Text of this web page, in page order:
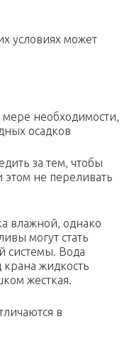
условиях может
необходимости,
осадков
за тем, чтобы
этом не переливать
влажной, однако
могут стать
системы. Вода
крана жидкость
жесткая.
в